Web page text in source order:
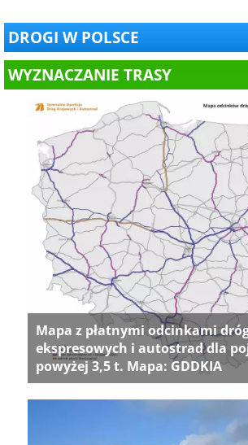
DROGI W POLSCE
WYZNACZANIE TRASY
Mapa z płatnymi odcinkami
ekspresowych i autostrad dla
powyżej 3,5 t. Mapa: GDDKIA